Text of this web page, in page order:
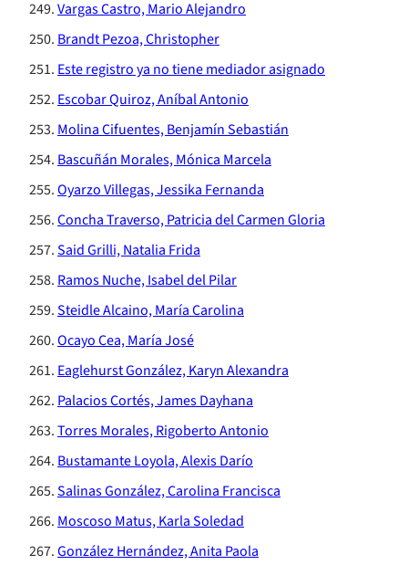
Vargas Castro, Mario Alejandro
Brandt Pezoa, Christopher
Este registro ya no tiene mediador asignado
Escobar Quiroz, Aníbal Antonio
Molina Cifuentes, Benjamín Sebastián
Bascuñán Morales, Mónica Marcela
Oyarzo Villegas, Jessika Fernanda
Concha Traverso, Patricia del Carmen Gloria
Said Grilli, Natalia Frida
Ramos Nuche, Isabel del Pilar
Steidle Alcaino, María Carolina
Ocayo Cea, María José
Eaglehurst González, Karyn Alexandra
Palacios Cortés, James Dayhana
Torres Morales, Rigoberto Antonio
Bustamante Loyola, Alexis Darío
Salinas González, Carolina Francisca
Moscoso Matus, Karla Soledad
González Hernández, Anita Paola